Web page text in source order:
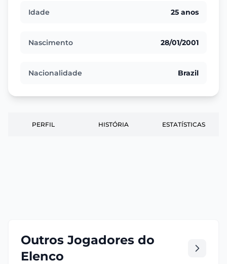
Idade 25 anos
Nascimento 28/01/2001
Nacionalidade Brazil
PERFIL HISTÓRIA ESTATÍSTICAS
Outros Jogadores do
Elenco